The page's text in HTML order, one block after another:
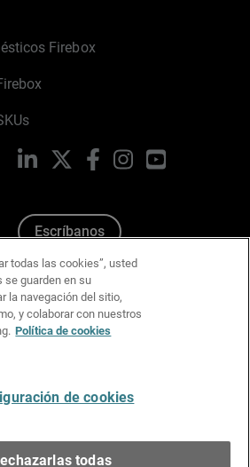
Firebox
LinkedIn FacebookInstagramYouTube
Escríbanos
todas las cookies”, usted
se guarden en su
la navegación del sitio,
y colaborar con nuestros
Política de cookies
de cookies
todas